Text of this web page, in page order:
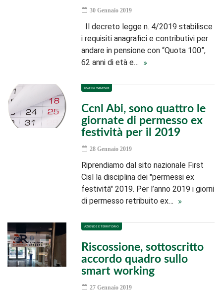
30 Gennaio 2019
Il decreto legge n. 4/2019 stabilisce
i requisiti anagrafici e contributivi per
andare in pensione con “Quota 100”,
62 anni di età e…
L'ALTRO WELFARE
Ccnl Abi, sono quattro le
giornate di permesso ex
festività per il 2019
28 Gennaio 2019
Riprendiamo dal sito nazionale First
Cisl la disciplina dei "permessi ex
festività" 2019. Per l’anno 2019 i giorni
di permesso retribuito ex…
AZIENDE E TERRITORIO
Riscossione, sottoscritto
accordo quadro sullo
smart working
27 Gennaio 2019